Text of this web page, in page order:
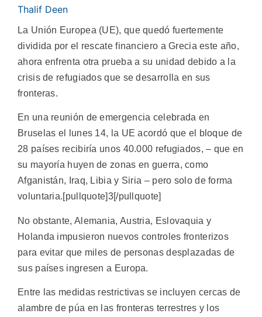
Thalif Deen
La Unión Europea (UE), que quedó fuertemente
dividida por el rescate financiero a Grecia este año,
ahora enfrenta otra prueba a su unidad debido a la
crisis de refugiados que se desarrolla en sus
fronteras.
En una reunión de emergencia celebrada en
Bruselas el lunes 14, la UE acordó que el bloque de
28 países recibiría unos 40.000 refugiados, – que en
su mayoría huyen de zonas en guerra, como
Afganistán, Iraq, Libia y Siria – pero solo de forma
voluntaria.[pullquote]3[/pullquote]
No obstante, Alemania, Austria, Eslovaquia y
Holanda impusieron nuevos controles fronterizos
para evitar que miles de personas desplazadas de
sus países ingresen a Europa.
Entre las medidas restrictivas se incluyen cercas de
alambre de púa en las fronteras terrestres y los